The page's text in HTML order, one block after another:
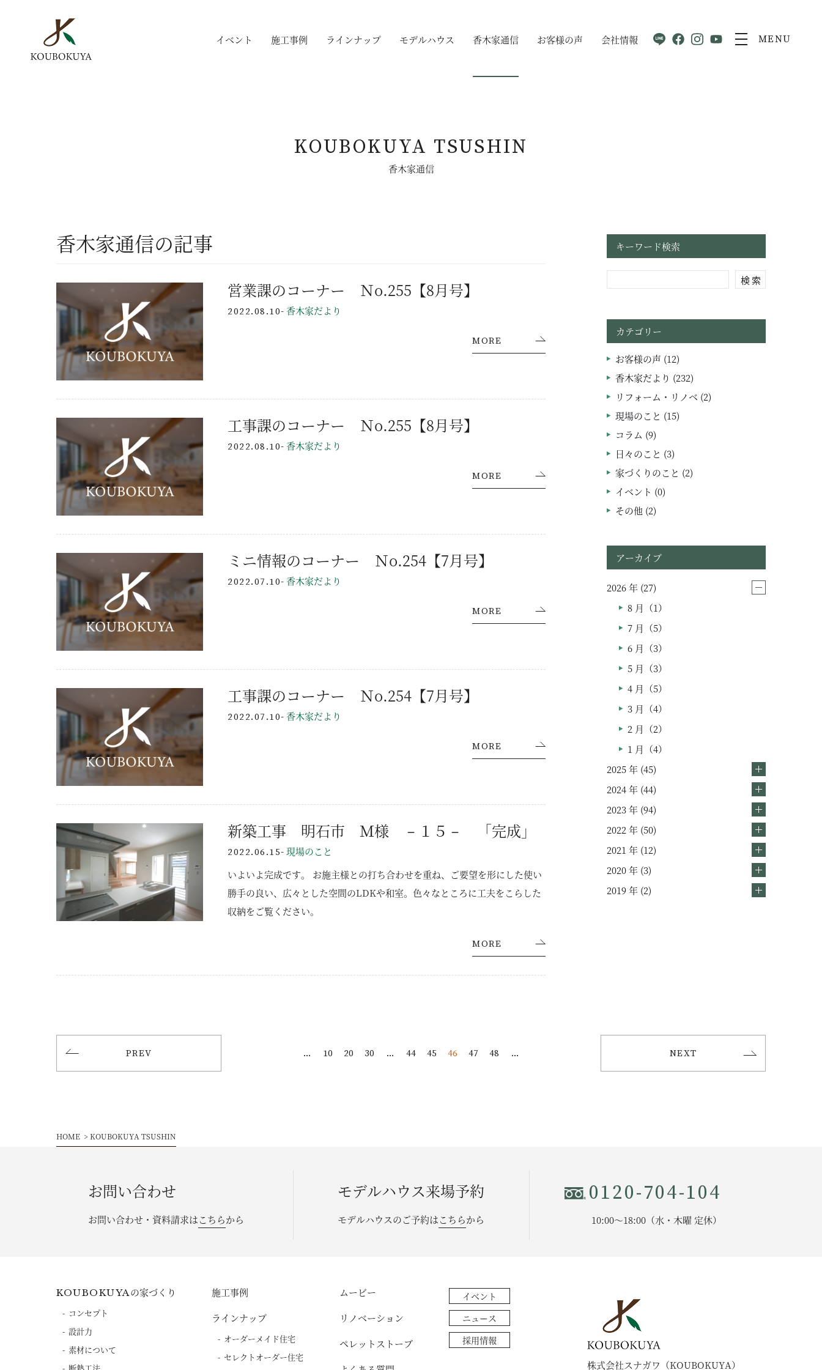
イベント 施工事例 ラインナップ モデルハウス 香木家通信 お客様の声 会社情報 MENU
ニュース
イベント
コンセプト
セレクトオーダー住宅
ムービー
リノベーション
ペレットストーブ
スタッフ紹介
お問い合わせ・資料請求
KOUBOKUYA TSUSHIN
香木家通信
香木家通信の記事
営業課のコーナー Ｎo.255【8月号】
2022.08.10-香木家だより
MORE
工事課のコーナー Ｎo.255【8月号】
2022.08.10-香木家だより
MORE
ミニ情報のコーナー Ｎo.254【7月号】
2022.07.10-香木家だより
MORE
工事課のコーナー Ｎo.254【7月号】
2022.07.10-香木家だより
MORE
新築工事 明石市 Ｍ様 －１５－ 「完成」
2022.06.15-現場のこと
いよいよ完成です。 お施主様との打ち合わせを重ね、ご要望を形にした使い
勝手の良い、広々とした空間のLDKや和室。色々なところに工夫をこらした
収納をご覧ください。
MORE
キーワード検索
検 索
カテゴリー
お客様の声 (12)
香木家だより (232)
リフォーム・リノベ (2)
現場のこと (15)
コラム (9)
日々のこと (3)
家づくりのこと (2)
イベント (0)
その他 (2)
アーカイブ
2026 年 (27)
8 月（1）
7 月（5）
6 月（3）
5 月（3）
4 月（5）
3 月（4）
2 月（2）
1 月（4）
2025 年 (45)
2024 年 (44)
2023 年 (94)
2022 年 (50)
2021 年 (12)
2020 年 (3)
2019 年 (2)
PREV ... 10 20 30 ... 44 45 46 47 48 ... NEXT
HOME KOUBOKUYA TSUSHIN
お問い合わせ
お問い合わせ・資料請求はこちらから
モデルハウス来場予約
モデルハウスのご予約はこちらから
0120-704-104
10:00〜18:00（水・木曜 定休）
KOUBOKUYAの家づくり
コンセプト
設計力
素材について
施工事例
ラインナップ
オーダーメイド住宅
セレクトオーダー住宅
ムービー
リノベーション
ペレットストーブ
イベント
ニュース
採用情報
株式会社スナガワ（KOUBOKUYA）